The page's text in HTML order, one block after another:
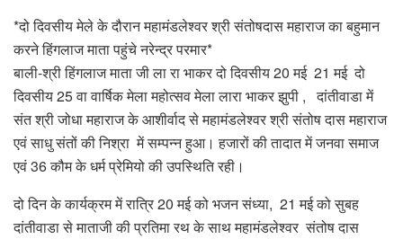
*दो दिवसीय मेले के दौरान महामंडलेश्वर श्री संतोषदास महाराज का बहुमान
करने हिंगलाज माता पहुंचे नरेन्द्र परमार*
बाली-श्री हिंगलाज माता जी ला रा भाकर दो दिवसीय 20 मई 21 मई दो
दिवसीय 25 वा वार्षिक मेला महोत्सव मेला लारा भाकर झुपी , दांतीवाडा में
संत श्री जोधा महाराज के आशीर्वाद से महामंडलेश्वर श्री संतोष दास महाराज
एवं साधु संतों की निश्रा में सम्पन्न हुआ। हजारों की तादात में जनवा समाज
एवं 36 कौम के धर्म प्रेमियो की उपस्थिति रही।
दो दिन के कार्यक्रम में रात्रि 20 मई को भजन संध्या, 21 मई को सुबह
दांतीवाडा से माताजी की प्रतिमा रथ के साथ महामंडलेश्वर संतोष दास